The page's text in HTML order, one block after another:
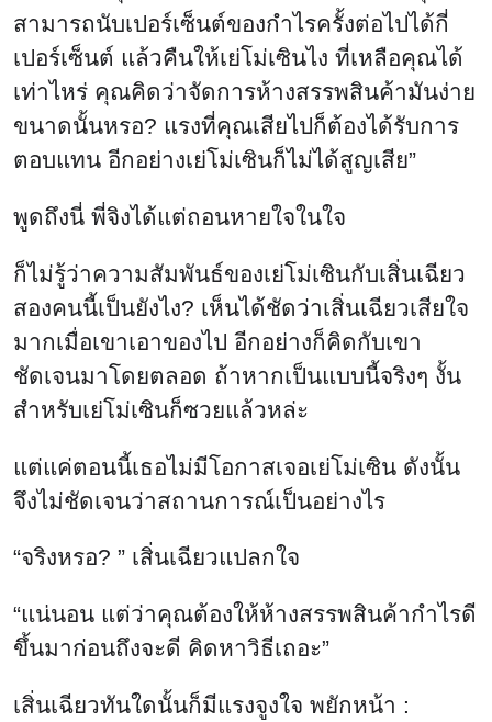
สามารถนับเปอร์เซ็นต์ของกำไรครั้งต่อไปได้กี่
เปอร์เซ็นต์ แล้วคืนให้เย่โม่เซินไง ที่เหลือคุณได้
เท่าไหร่ คุณคิดว่าจัดการห้างสรรพสินค้ามันง่าย
ขนาดนั้นหรอ? แรงที่คุณเสียไปก็ต้องได้รับการ
ตอบแทน อีกอย่างเย่โม่เซินก็ไม่ได้สูญเสีย”
พูดถึงนี่ พี่จิงได้แต่ถอนหายใจในใจ
ก็ไม่รู้ว่าความสัมพันธ์ของเย่โม่เซินกับเสิ่นเฉียว
สองคนนี้เป็นยังไง? เห็นได้ชัดว่าเสิ่นเฉียวเสียใจ
มากเมื่อเขาเอาของไป อีกอย่างก็คิดกับเขา
ชัดเจนมาโดยตลอด ถ้าหากเป็นแบบนี้จริงๆ งั้น
สำหรับเย่โม่เซินก็ซวยแล้วหล่ะ
แต่แค่ตอนนี้เธอไม่มีโอกาสเจอเย่โม่เซิน ดังนั้น
จึงไม่ชัดเจนว่าสถานการณ์เป็นอย่างไร
“จริงหรอ? ” เสิ่นเฉียวแปลกใจ
“แน่นอน แต่ว่าคุณต้องให้ห้างสรรพสินค้ากำไรดี
ขึ้นมาก่อนถึงจะดี คิดหาวิธีเถอะ”
เสิ่นเฉียวทันใดนั้นก็มีแรงจูงใจ พยักหน้า :